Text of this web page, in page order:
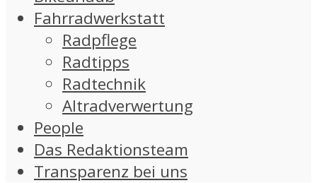
Fahrradwerkstatt
Radpflege
Radtipps
Radtechnik
Altradverwertung
People
Das Redaktionsteam
Transparenz bei uns